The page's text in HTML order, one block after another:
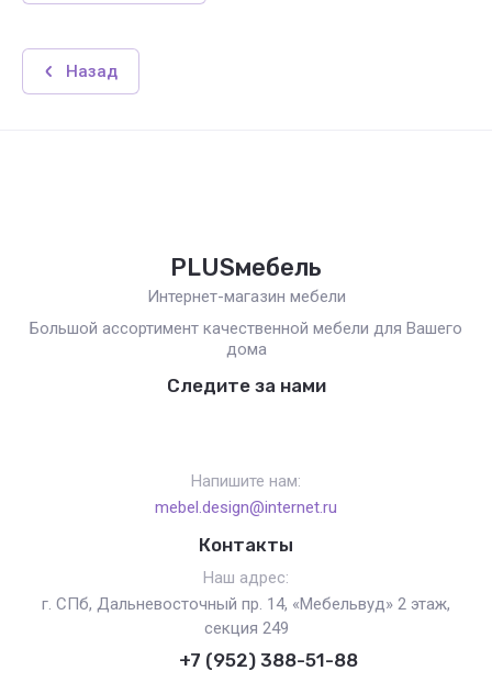
Назад
PLUSмебель
Интернет-магазин мебели
Большой ассортимент качественной мебели для Вашего
дома
Следите за нами
Напишите нам:
mebel.design@internet.ru
Контакты
Наш адрес:
г. СПб, Дальневосточный пр. 14, «Мебельвуд» 2 этаж,
секция 249
+7 (952) 388-51-88